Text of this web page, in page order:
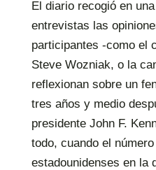
El diario recogió en
entrevistas las
participantes -como el
Steve Wozniak, o la
reflexionan sobre un
tres años y medio
presidente John F.
todo, cuando el
estadounidenses en la